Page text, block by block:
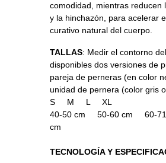
comodidad, mientras reducen
y la hinchazón, para acelerar
curativo natural del cuerpo.
TALLAS: Medir el contorno
disponibles dos versiones de
pareja de perneras (en color
unidad de pernera (color gris
S M L XL
40-50 cm 50-60 cm 60-
cm
TECNOLOGÍA Y